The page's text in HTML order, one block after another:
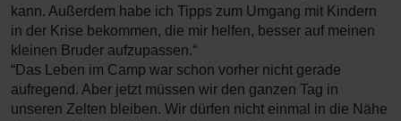
kann. Außerdem habe ich Tipps zum Umgang mit Kindern
in der Krise bekommen, die mir helfen, besser auf meinen
kleinen Bruder aufzupassen.“
“Das Leben im Camp war schon vorher nicht gerade
aufregend. Aber jetzt müssen wir den ganzen Tag in
unseren Zelten bleiben. Wir dürfen nicht einmal in die Nähe